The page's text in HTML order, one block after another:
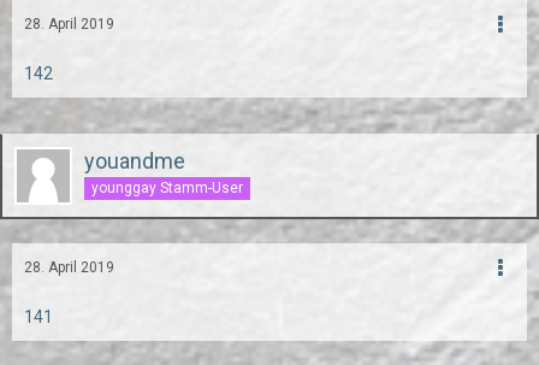
28. April 2019
142
youandme
younggay Stamm-User
28. April 2019
141